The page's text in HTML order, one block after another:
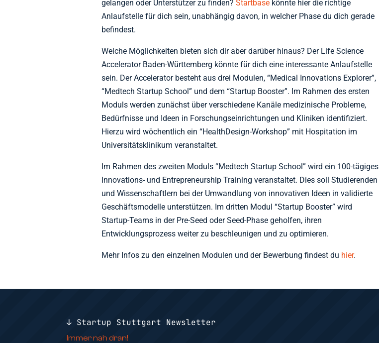
gelangen oder Unterstützer zu finden?Startbase könnte hier die richtige
Anlaufstelle für dich sein, unabhängig davon, in welcher Phase du dich gerade
befindest.
Welche Möglichkeiten bieten sich dir aber darüber hinaus? Der Life Science
Accelerator Baden-Württemberg könnte für dich eine interessante Anlaufstelle
sein. Der Accelerator besteht aus drei Modulen, “Medical Innovations Explorer”,
“Medtech Startup School” und dem “Startup Booster”. Im Rahmen des ersten
Moduls werden zunächst über verschiedene Kanäle medizinische Probleme,
Bedürfnisse und Ideen in Forschungseinrichtungen und Kliniken identifiziert.
Hierzu wird wöchentlich ein “HealthDesign-Workshop” mit Hospitation im
Universitätsklinikum veranstaltet.
Im Rahmen des zweiten Moduls “Medtech Startup School” wird ein 100-tägiges
Innovations- und Entrepreneurship Training veranstaltet. Dies soll Studierenden
und Wissenschaftlern bei der Umwandlung von innovativen Ideen in validierte
Geschäftsmodelle unterstützen. Im dritten Modul “Startup Booster” wird
Startup-Teams in der Pre-Seed oder Seed-Phase geholfen, ihren
Entwicklungsprozess weiter zu beschleunigen und zu optimieren.
Mehr Infos zu den einzelnen Modulen und der Bewerbung findest du hier.
↓ Startup Stuttgart Newsletter
Immer nah dran!